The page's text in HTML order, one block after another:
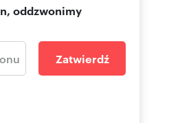
oddzwonimy
Zatwierdź